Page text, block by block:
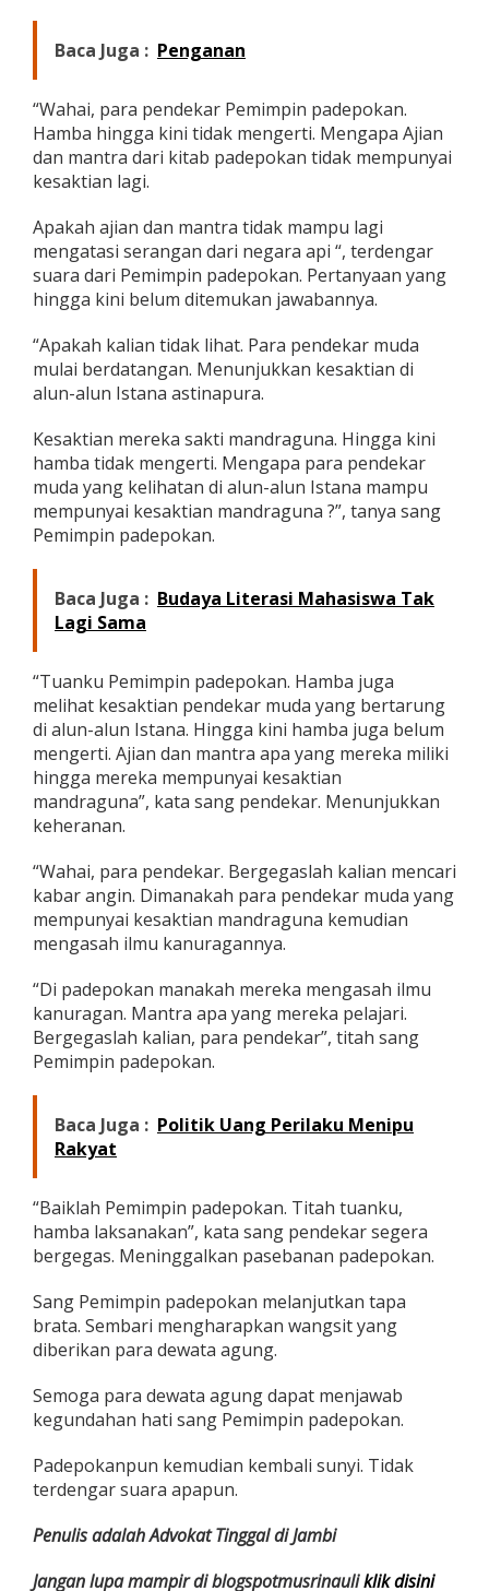
Baca Juga : Penganan
“Wahai, para pendekar Pemimpin padepokan.
Hamba hingga kini tidak mengerti. Mengapa Ajian
dan mantra dari kitab padepokan tidak mempunyai
kesaktian lagi.
Apakah ajian dan mantra tidak mampu lagi
mengatasi serangan dari negara api “, terdengar
suara dari Pemimpin padepokan. Pertanyaan yang
hingga kini belum ditemukan jawabannya.
“Apakah kalian tidak lihat. Para pendekar muda
mulai berdatangan. Menunjukkan kesaktian di
alun-alun Istana astinapura.
Kesaktian mereka sakti mandraguna. Hingga kini
hamba tidak mengerti. Mengapa para pendekar
muda yang kelihatan di alun-alun Istana mampu
mempunyai kesaktian mandraguna ?”, tanya sang
Pemimpin padepokan.
Baca Juga : Budaya Literasi Mahasiswa Tak
Lagi Sama
“Tuanku Pemimpin padepokan. Hamba juga
melihat kesaktian pendekar muda yang bertarung
di alun-alun Istana. Hingga kini hamba juga belum
mengerti. Ajian dan mantra apa yang mereka miliki
hingga mereka mempunyai kesaktian
mandraguna”, kata sang pendekar. Menunjukkan
keheranan.
“Wahai, para pendekar. Bergegaslah kalian mencari
kabar angin. Dimanakah para pendekar muda yang
mempunyai kesaktian mandraguna kemudian
mengasah ilmu kanuragannya.
“Di padepokan manakah mereka mengasah ilmu
kanuragan. Mantra apa yang mereka pelajari.
Bergegaslah kalian, para pendekar”, titah sang
Pemimpin padepokan.
Baca Juga : Politik Uang Perilaku Menipu
Rakyat
“Baiklah Pemimpin padepokan. Titah tuanku,
hamba laksanakan”, kata sang pendekar segera
bergegas. Meninggalkan pasebanan padepokan.
Sang Pemimpin padepokan melanjutkan tapa
brata. Sembari mengharapkan wangsit yang
diberikan para dewata agung.
Semoga para dewata agung dapat menjawab
kegundahan hati sang Pemimpin padepokan.
Padepokanpun kemudian kembali sunyi. Tidak
terdengar suara apapun.
Penulis adalah Advokat Tinggal di Jambi
Jangan lupa mampir di blogspotmusrinauliklik disini